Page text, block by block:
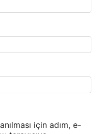
için adım, e-